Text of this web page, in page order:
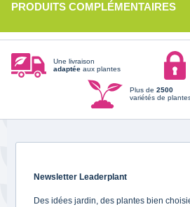
PRODUITS COMPLÉMENTAIRES
Une livraison
adaptée aux plantes
Plus de 2500
variétés de
Newsletter Leaderplant
Des idées jardin, des plantes bien